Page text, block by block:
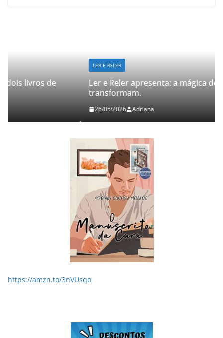
Ler e Reler apresenta: a mágica de dois livros que
Adriana
https://amzn.to/3nVUsqo